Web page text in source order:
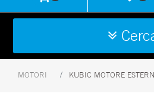
MOTORI KUBIC MOTORE